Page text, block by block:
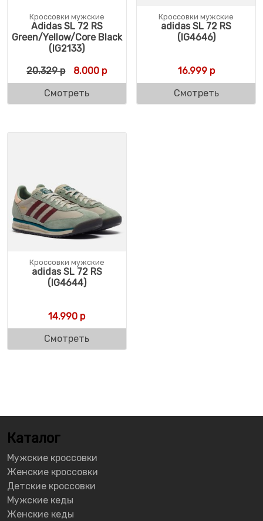
Кроссовки мужские
Adidas SL 72 RS
Green/Yellow/Core Black
(IG2133)
20.329р Первоначальная цена составляла
8.000 рТекущая цена: 8.000 р.
Смотреть
Кроссовки мужские
adidas SL 72 RS
(IG4646)
16.999р
Смотреть
Кроссовки мужские
adidas SL 72 RS
(IG4644)
14.990 р
Смотреть
Каталог
Мужские кроссовки
Женские кроссовки
Детские кроссовки
Мужские кеды
Женские кеды